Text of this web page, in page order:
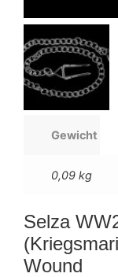
Gewicht
0,09 kg
Selza
Wound